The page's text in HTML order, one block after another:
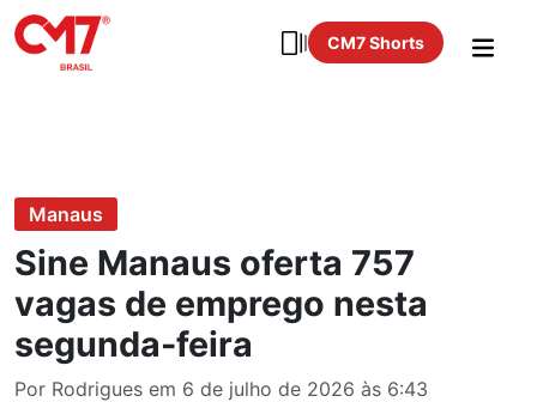
CM7 Shorts
Manaus
Sine Manaus oferta 757
vagas de emprego nesta
segunda-feira
Por Rodrigues em 6 de julho de 2026 às 6:43